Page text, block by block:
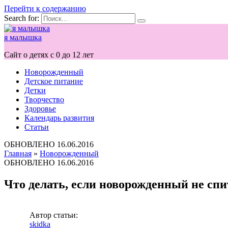
Перейти к содержанию
Search for:
я малышка
Сайт о детях с 0 до 12 лет
Новорожденный
Детское питание
Детки
Творчество
Здоровье
Календарь развития
Статьи
ОБНОВЛЕНО 16.06.2016
Главная » Новорожденный
ОБНОВЛЕНО 16.06.2016
Что делать, если новорожденный не
Автор статьи:
skidka